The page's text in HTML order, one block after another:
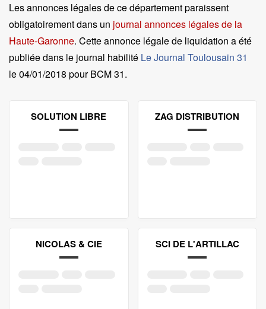
Les annonces légales de ce département paraissent
obligatoirement dans un journal annonces légales de la
Haute-Garonne. Cette annonce légale de liquidation a été
publiée dans le journal habilité Le Journal Toulousain 31
le04/01/2018 pour BCM 31.
SOLUTION LIBRE ZAG DISTRIBUTION
NICOLAS & CIE SCI DE L'ARTILLAC